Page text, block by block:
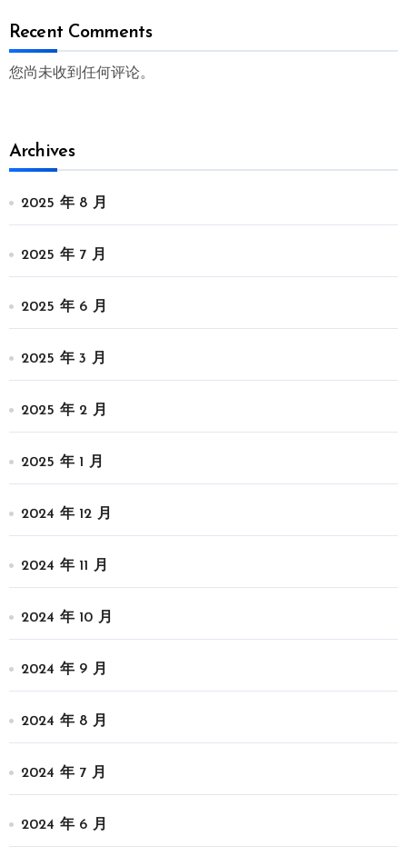
Recent Comments
您尚未收到任何评论。
Archives
2025 年 8 月
2025 年 7 月
2025 年 6 月
2025 年 3 月
2025 年 2 月
2025 年 1 月
2024 年 12 月
2024 年 11 月
2024 年 10 月
2024 年 9 月
2024 年 8 月
2024 年 7 月
2024 年 6 月